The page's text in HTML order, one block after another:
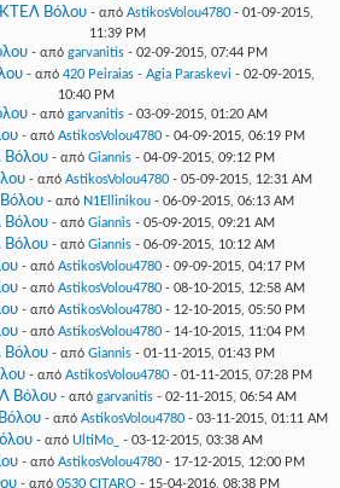
ΚΤΕΛ Βόλου - από AstikosVolou4780 - 01-09-2015,
11:39 PM
- από garvanitis - 02-09-2015, 07:44 PM
- από 420 Peiraias - Agia Paraskevi - 02-09-2015,
10:40 PM
- από garvanitis - 03-09-2015, 01:20 AM
- από AstikosVolou4780- 04-09-2015, 06:19 PM
Βόλου - από Giannis- 04-09-2015, 09:12 PM
- από AstikosVolou4780 - 05-09-2015, 12:31 AM
- από N1Ellinikou - 06-09-2015, 06:13 AM
Βόλου - από Giannis- 05-09-2015, 09:21 AM
Βόλου - από Giannis- 06-09-2015, 10:12 AM
- από AstikosVolou4780- 09-09-2015, 04:17 PM
- από AstikosVolou4780- 08-10-2015, 12:58 AM
- από AstikosVolou4780- 12-10-2015, 05:50 PM
- από AstikosVolou4780- 14-10-2015, 11:04 PM
Βόλου - από Giannis- 01-11-2015, 01:43 PM
- από AstikosVolou4780 - 01-11-2015, 07:28 PM
Βόλου - από garvanitis - 02-11-2015, 06:54 AM
- από AstikosVolou4780 - 03-11-2015, 01:11 AM
- από UltiMo_ - 03-12-2015, 03:38 AM
- από AstikosVolou4780- 17-12-2015, 12:00 PM
- από 0530 CITARO- 15-04-2016, 08:38 PM